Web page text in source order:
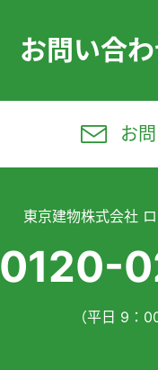
お問い合
お
東京建物株式会社
0120-
（平日 9：